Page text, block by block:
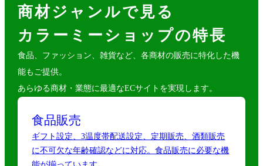
商材ジャンルで見る
カラーミーショップの特長
食品、ファッション、雑貨など、各商材の販売に特化した機
能もご提供。
あらゆる商材・業態に最適なECサイトを実現します。
食品販売
ギフト設定、3温度帯配送設定、定期販売、酒類販売
に不可欠な年齢確認などに対応。食品販売に必要な機